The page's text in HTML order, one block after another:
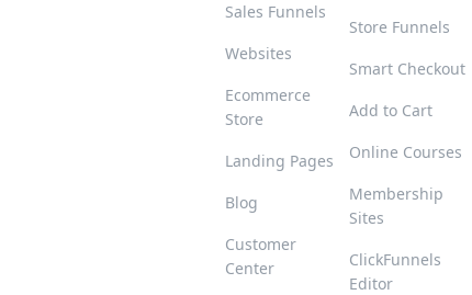
Sales Funnels
Websites
Ecommerce
Store
Landing Pages
Blog
Customer
Center
Store Funnels
Smart Checkout
Add to Cart
Online Courses
Membership
Sites
ClickFunnels
Editor